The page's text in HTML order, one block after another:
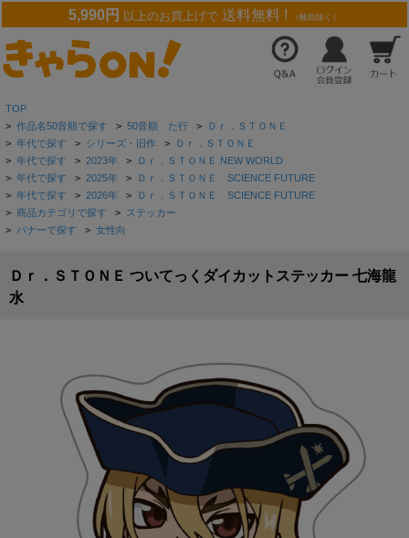
5,990円 以上のお買上げで 送料無料 ! （離島除く）
TOP
> 作品名50音順で探す > 50音順 た行 > Ｄｒ．ＳＴＯＮＥ
> 年代で探す > シリーズ・旧作 > Ｄｒ．ＳＴＯＮＥ
> 年代で探す > 2023年 > Ｄｒ．ＳＴＯＮＥ NEW WORLD
> 年代で探す > 2025年 > Ｄｒ．ＳＴＯＮＥ SCIENCE FUTURE
> 年代で探す > 2026年 > Ｄｒ．ＳＴＯＮＥ SCIENCE FUTURE
> 商品カテゴリで探す > ステッカー
> バナーで探す > 女性向
Ｄｒ．ＳＴＯＮＥ ついてっくダイカットステッカー 七海龍
水